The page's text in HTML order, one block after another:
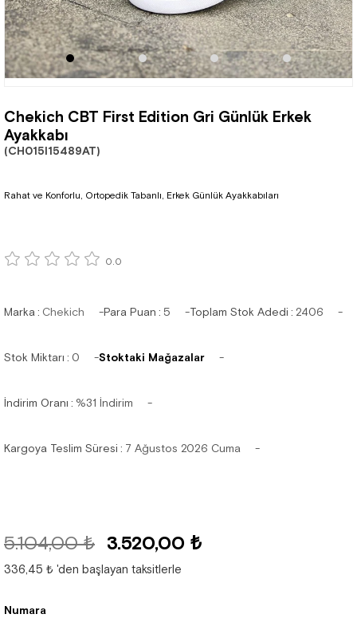
Chekich CBT First Edition Gri Günlük Erkek
Ayakkabı
(CH015I15489AT)
Rahat ve Konforlu, Ortopedik Tabanlı, Erkek Günlük Ayakkabıları
0.0
Marka: Chekich Para Puan : 5 Toplam Stok Adedi : 2406
Stok Miktarı : 0 Stoktaki Mağazalar
İndirim Oranı : %31 İndirim
Kargoya Teslim Süresi : 7 Ağustos 2026 Cuma
5.104,00 ₺ 3.520,00 ₺
336,45 ₺ 'den başlayan taksitlerle
Numara